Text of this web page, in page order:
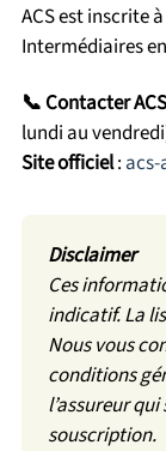
ACS est inscrite à
Intermédiaires
📞 Contacter ACS
lundi au
Site officiel:
Disclaimer
Ces
indicatif. La
Nous vous
conditions
l’assureur
souscription.